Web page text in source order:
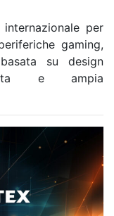
per
gaming,
su design
e ampia